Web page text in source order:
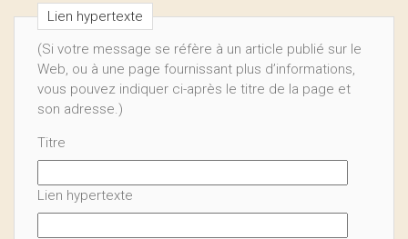
Lien hypertexte
(Si votre message se réfère à un article publié sur le
Web, ou à une page fournissant plus d’informations,
vous pouvez indiquer ci-après le titre de la page et
son adresse.)
Titre
Lien hypertexte